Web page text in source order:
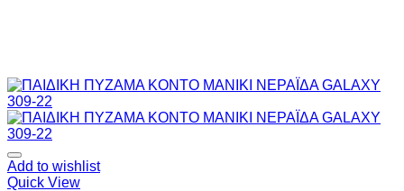
Add to wishlist
Quick View